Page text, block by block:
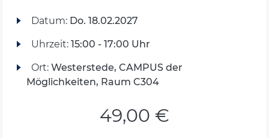
Datum: Do. 18.02.2027
Uhrzeit: 15:00 - 17:00 Uhr
Ort: Westerstede, CAMPUS der
Möglichkeiten, Raum C304
49,00 €